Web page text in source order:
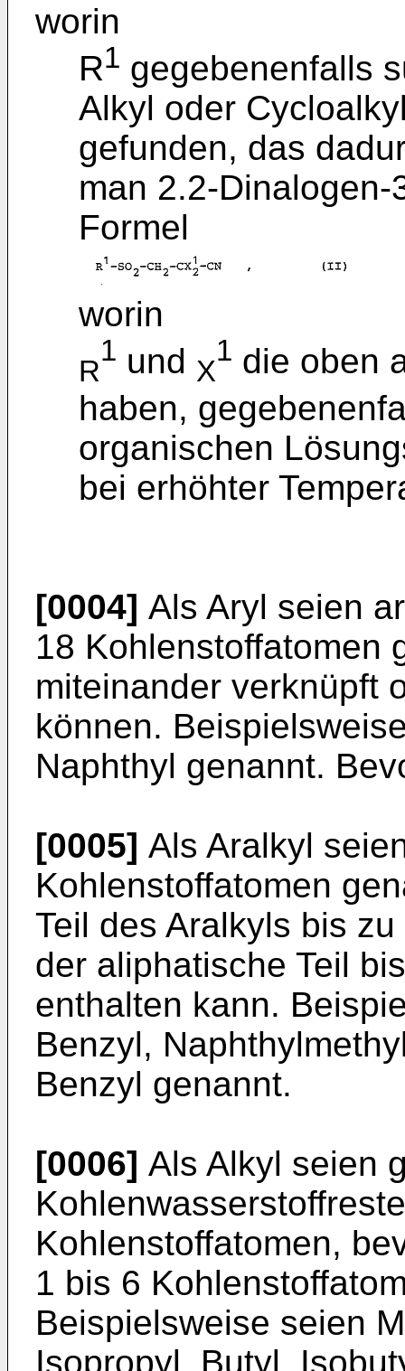
worin
R1 gegebenenfalls
Alkyl oder
gefunden, das
man 2.2-
Formel
worin
R
1 und X
1 die oben
haben,
organischen
bei erhöhter
[0004] Als Aryl seien
18 Kohlenstoffatomen
miteinander verknüpft
können.
Naphthyl genannt.
[0005] Als Aralkyl
Kohlenstoffatomen
Teil des Aralkyls bis
der aliphatische Teil
enthalten kann.
Benzyl,
Benzyl genannt.
[0006] Als Alkyl seien
Kohlenstoffatomen,
1 bis 6
Beispielsweise seien
Isopropyl, Butyl,